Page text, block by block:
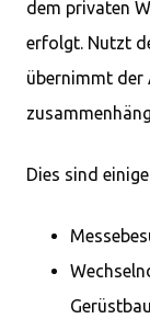
dem privaten
erfolgt. Nutzt
übernimmt der
Dies sind